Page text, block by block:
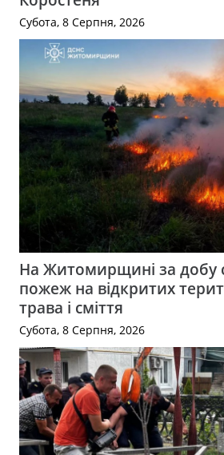
Субота, 8 Серпня, 2026
На Житомирщині за добу
пожеж на відкритих
трава і сміття
Субота, 8 Серпня, 2026